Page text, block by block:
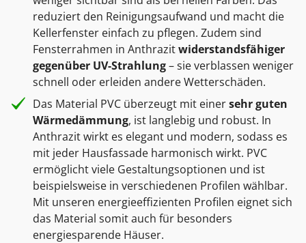
reduziert den Reinigungsaufwand und macht die
Kellerfenster einfach zu pflegen. Zudem sind
Fensterrahmen in Anthrazitwiderstandsfähiger
gegenüber UV-Strahlung– sie verblassen weniger
schnell oder erleiden andere Wetterschäden.
Das Material PVC überzeugt mit einersehr guten
Wärmedämmung, ist langlebig und robust. In
Anthrazit wirkt es elegant und modern, sodass es
mit jeder Hausfassade harmonisch wirkt. PVC
ermöglicht viele Gestaltungsoptionen und ist
beispielsweise in verschiedenen Profilen wählbar.
Mit unseren energieeffizienten Profilen eignet sich
das Material somit auch für besonders
energiesparende Häuser.